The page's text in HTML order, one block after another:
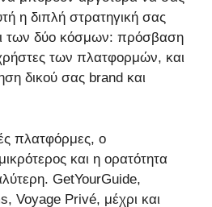
η διπλή στρατηγική σας
των δύο κόσμων: πρόσβαση
των πλατφορμών, και
δικού σας brand και
πλατφόρμες, ο
και η ορατότητα
GetYourGuide,
Voyage Privé, μέχρι και